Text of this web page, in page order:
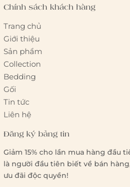
Chính sách khách hàng
Trang chủ
Giới thiệu
Sản phẩm
Collection
Bedding
Gối
Tin tức
Liên hệ
Đăng ký bảng tin
Giảm 15% cho lần mua hàng đầu
là người đầu tiên biết về bán
ưu đãi độc quyền!